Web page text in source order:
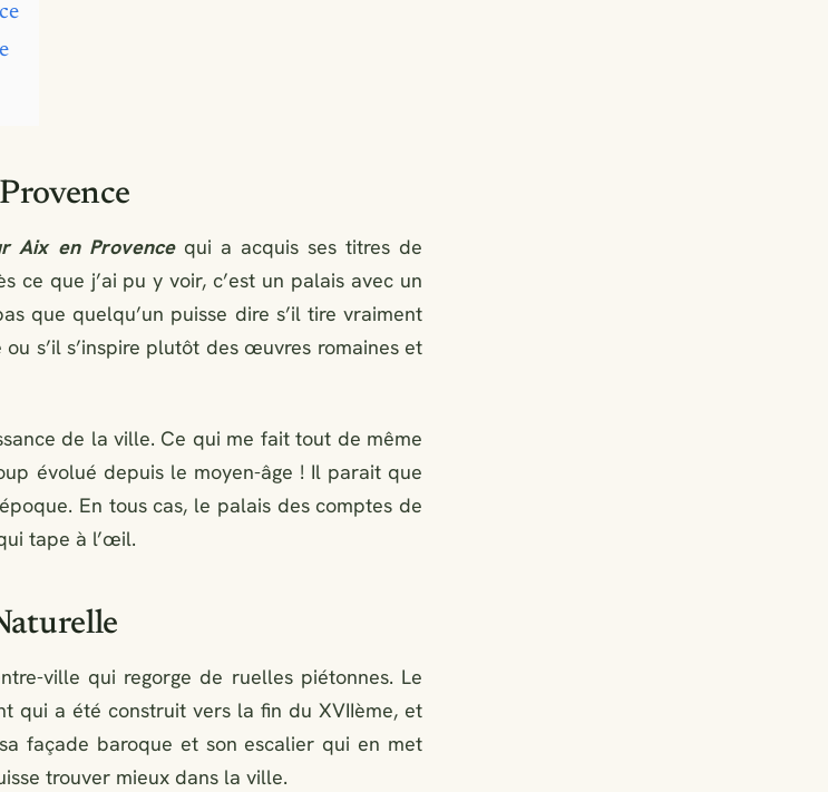
Aix en Provencequi a acquis ses titres de
ce que j’ai pu y voir, c’est un palais avec un
que quelqu’un puisse dire s’il tire vraiment
s’il s’inspire plutôt des œuvres romaines et
de la ville. Ce qui me fait tout de même
évolué depuis le moyen-âge ! Il parait que
En tous cas, le palais des comptes de
tape à l’œil.
ville qui regorge de ruelles piétonnes. Le
qui a été construit vers la fin du XVIIème, et
façade baroque et son escalier qui en met
trouver mieux dans la ville.